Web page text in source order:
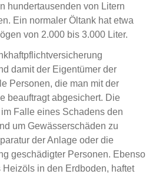
hundertausenden von Litern
Ein normaler Öltank hat etwa
von 2.000 bis 3.000 Liter.
damit der Eigentümer der
Personen, die man mit der
beauftragt abgesichert. Die
Falle eines Schadens den
um Gewässerschäden zu
der Anlage oder die
geschädigter Personen. Ebenso
in den Erdboden, haftet